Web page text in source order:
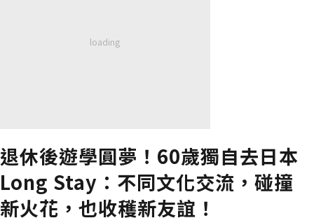
退休後遊學圓夢！60歲獨自去日本
Long Stay：不同文化交流，碰撞
新火花，也收穫新友誼！